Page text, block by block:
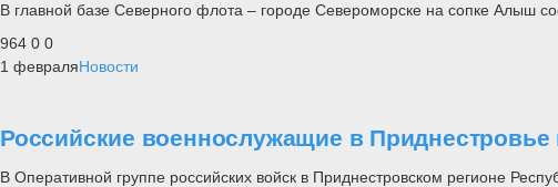
В главной базе Северного флота – городе Североморске на сопке Алыш
964 0 0
1 февраляНовости
Российские военнослужащие в
В Оперативной группе российских войск в Приднестровском регионе